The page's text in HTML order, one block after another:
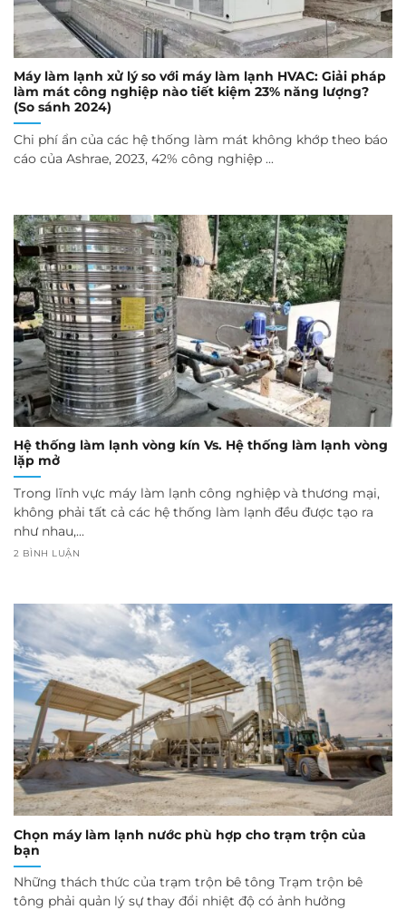
Máy làm lạnh xử lý so với máy làm lạnh HVAC: Giải pháp
làm mát công nghiệp nào tiết kiệm 23% năng lượng?
(So ​​sánh 2024)
Chi phí ẩn của các hệ thống làm mát không khớp theo báo
cáo của Ashrae, 2023, 42% công nghiệp ...
Hệ thống làm lạnh vòng kín Vs. Hệ thống làm lạnh vòng
lặp mở
Trong lĩnh vực máy làm lạnh công nghiệp và thương mại,
không phải tất cả các hệ thống làm lạnh đều được tạo ra
như nhau,...
2 BÌNH LUẬN
Chọn máy làm lạnh nước phù hợp cho trạm trộn của
bạn
Những thách thức của trạm trộn bê tông Trạm trộn bê
tông phải quản lý sự thay đổi nhiệt độ có ảnh hưởng